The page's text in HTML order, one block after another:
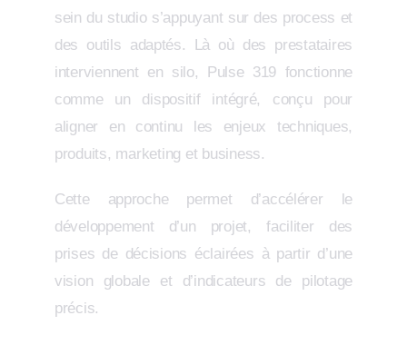
sein du studio s’appuyant sur des process et
des outils adaptés. Là où des prestataires
interviennent en silo, Pulse 319 fonctionne
comme un dispositif intégré, conçu pour
aligner en continu les enjeux techniques,
produits, marketing et business.
Cette approche permet d’accélérer le
développement d’un projet, faciliter des
prises de décisions éclairées à partir d’une
vision globale et d’indicateurs de pilotage
précis.